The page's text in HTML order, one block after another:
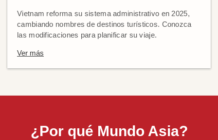
Vietnam reforma su sistema administrativo en 2025,
cambiando nombres de destinos turísticos. Conozca
las modificaciones para planificar su viaje.
Ver más
¿Por qué Mundo Asia?